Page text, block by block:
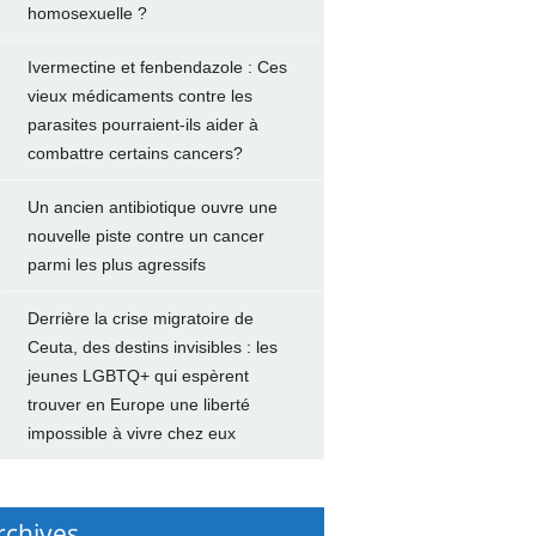
homosexuelle ?
Ivermectine et fenbendazole : Ces
vieux médicaments contre les
parasites pourraient-ils aider à
combattre certains cancers?
Un ancien antibiotique ouvre une
nouvelle piste contre un cancer
parmi les plus agressifs
Derrière la crise migratoire de
Ceuta, des destins invisibles : les
jeunes LGBTQ+ qui espèrent
trouver en Europe une liberté
impossible à vivre chez eux